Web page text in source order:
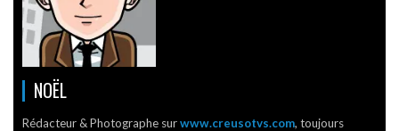
NOËL
Rédacteur & Photographe surwww.creusotvs.com, toujours